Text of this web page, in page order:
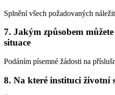
Splnění všech požadovaných
7. Jakým způsobem
situace
Podáním písemné žádosti na
8. Na které instituci životní